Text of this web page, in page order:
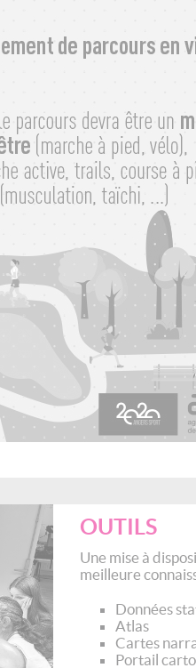
OUTILS
Une mise à
meilleure
Données
Atlas
Cartes
Portail